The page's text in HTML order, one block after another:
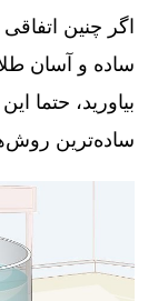
اگر چنین
ساده و آسان
بیاورید، حتما
ساده‌ترین